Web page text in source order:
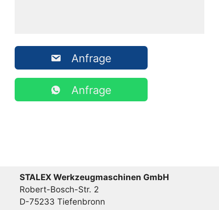
Anfrage
Anfrage
STALEX Werkzeugmaschinen GmbH
Robert-Bosch-Str. 2
D-75233 Tiefenbronn